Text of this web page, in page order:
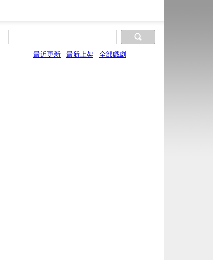
最近更新 最新上架 全部戲劇